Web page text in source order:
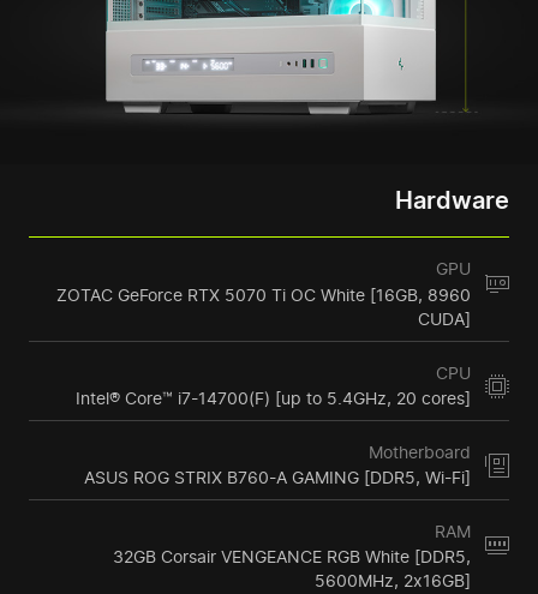
Hardware
ZOTAC GeForce RTX 5070 Ti OC White [16GB, 8960
CUDA]
Intel® Core™ i7-14700(F) [up to 5.4GHz, 20 cores]
ASUS ROG STRIX B760-A GAMING [DDR5, Wi-Fi]
32GB Corsair VENGEANCE RGB White [DDR5,
5600MHz, 2x16GB]